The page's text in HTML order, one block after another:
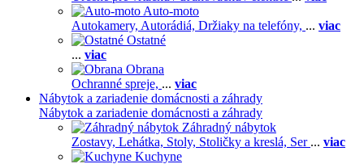
Auto-moto
Autokamery, Autorádiá, Držiaky na telefóny, ... viac
Ostatné
... viac
Obrana
Ochranné spreje, ... viac
Nábytok a zariadenie domácnosti a záhrady
Nábytok a zariadenie domácnosti a záhrady
Záhradný nábytok
Zostavy, Lehátka, Stoly, Stoličky a kreslá, Ser ... viac
Kuchyne